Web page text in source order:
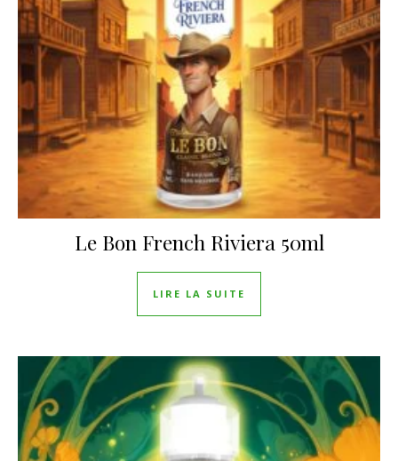
Le Bon French Riviera 50ml
LIRE LA SUITE